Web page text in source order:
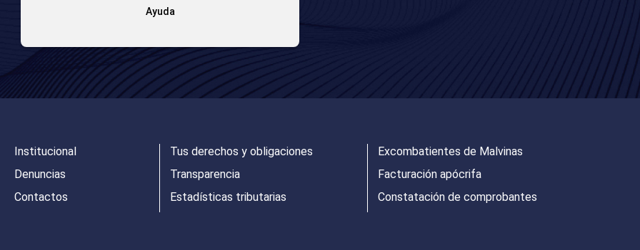
Ayuda
Institucional
Denuncias
Contactos
Tus derechos y obligaciones
Transparencia
Estadísticas tributarias
Excombatientes de Malvinas
Facturación apócrifa
Constatación de comprobantes